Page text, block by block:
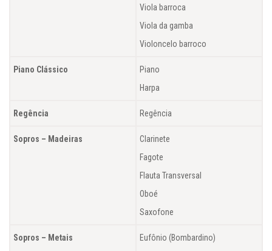
Viola barroca
Viola da gamba
Violoncelo barroco
Piano Clássico
Piano
Harpa
Regência Regência
Sopros – Madeiras
Clarinete
Fagote
Flauta Transversal
Oboé
Saxofone
Sopros – Metais Eufônio (Bombardino)